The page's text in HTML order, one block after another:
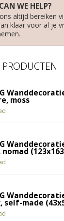
WE HELP?
altijd bereiken
klaar voor al je
PRODUCTEN
moss
self-made